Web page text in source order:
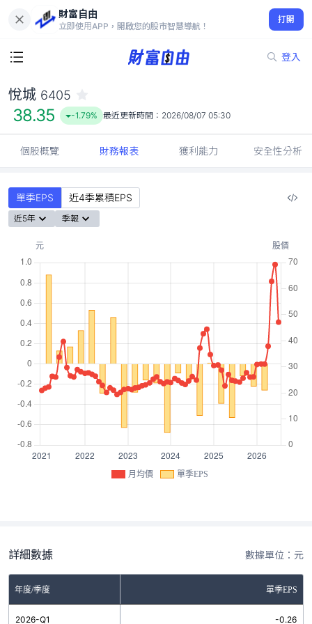
財富自由
立即使用APP，開啟您的股市智慧導航！
打開
登入
38.35
-1.79%
悅城 6405
38.35 -1.79% 最近更新時間： 2026/08/07 05:30
個股概覽 財務報表 獲利能力 安全性分析
單季EPS 近4季累積EPS
近5年 季報
月均價 單季EPS
詳細數據 數據單位：元
年度/季度 單季EPS
2026-Q1 -0.26